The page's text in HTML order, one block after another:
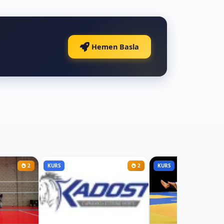
Hemen Basla
2 KURS 2 KURS